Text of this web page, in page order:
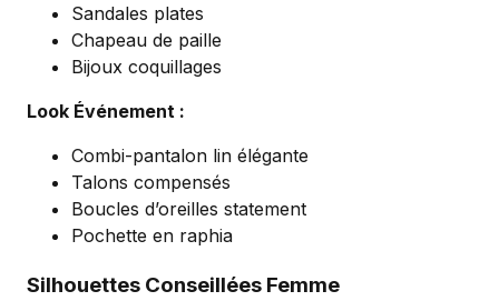
Sandales plates
Chapeau de paille
Bijoux coquillages
Look Événement :
Combi-pantalon lin élégante
Talons compensés
Boucles d’oreilles statement
Pochette en raphia
Silhouettes Conseillées Femme